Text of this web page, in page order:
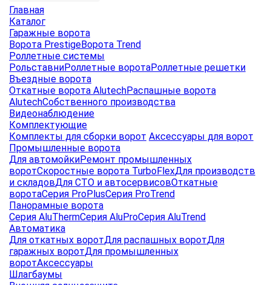
Главная
Каталог
Гаражные ворота
Ворота PrestigeВорота Trend
Роллетные системы
РольставниРоллетные воротаРоллетные решетки
Въездные ворота
Откатные ворота AlutechРаспашные ворота
AlutechСобственного производства
Видеонаблюдение
Комплектующие
Комплекты для сборки ворот Аксессуары для ворот
Промышленные ворота
Для автомойкиРемонт промышленных
воротСкоростные ворота TurboFlexДля производств
и складовДля СТО и автосервисовОткатные
воротаСерия ProPlusСерия ProTrend
Панорамные ворота
Серия AluThermСерия AluProСерия AluTrend
Автоматика
Для откатных воротДля распашных воротДля
гаражных воротДля промышленных
воротАксессуары
Шлагбаумы